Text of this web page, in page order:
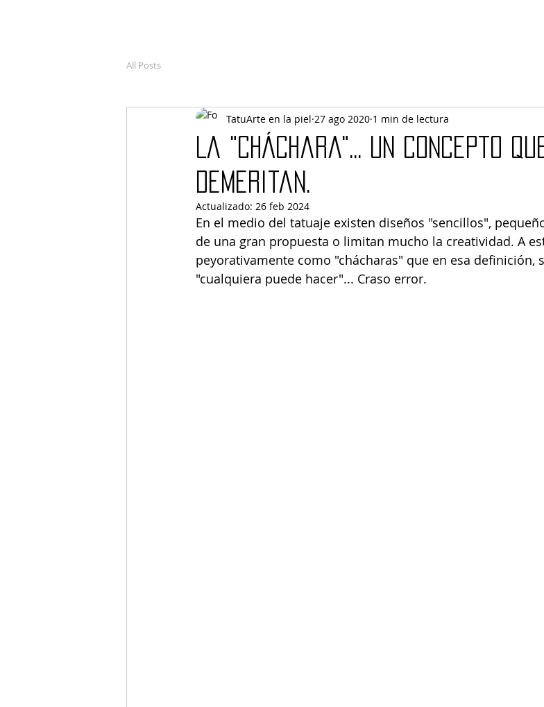
All Posts
La "cháchara"... Un concepto
demeritan.
TatuArte en la piel 27 ago 2020 1 min de lectura
Actualizado: 26 feb 2024
En el medio del tatuaje existen diseños "sencillos",
de una gran propuesta o limitan mucho la creatividad. A
peyorativamente como "chácharas" que en esa definición,
"cualquiera puede hacer"... Craso error.